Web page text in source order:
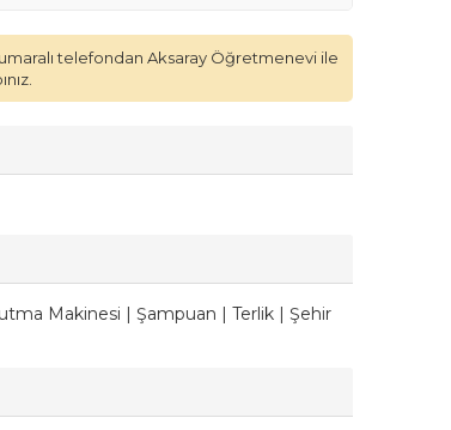
telefondan Aksaray Öğretmenevi ile
Makinesi | Şampuan | Terlik | Şehir